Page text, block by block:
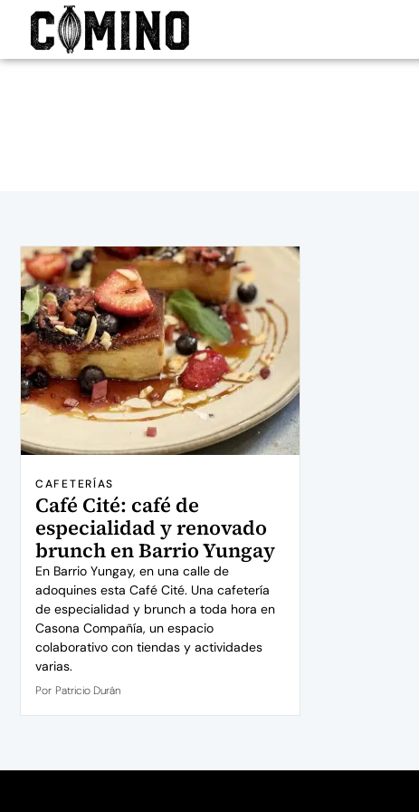
CAFETERÍAS
Café Cité: café de
especialidad y renovado
brunch en Barrio Yungay
En Barrio Yungay, en una calle de
adoquines esta Café Cité. Una cafetería
de especialidad y brunch a toda hora en
Casona Compañía, un espacio
colaborativo con tiendas y actividades
varias.
Por Patricio Durán